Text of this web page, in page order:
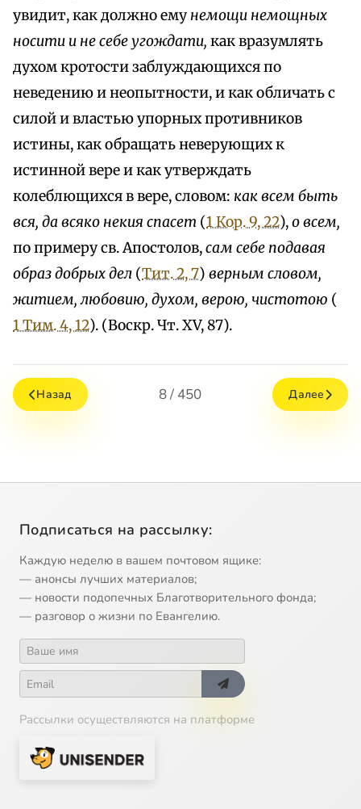
увидит, как должно емунемощи немощных
носити и не себе угождати, как вразумлять
духом кротости заблуждающихся по
неведению и неопытности, и как обличать с
силой и властью упорных противников
истины, как обращать неверующих к
истинной вере и как утверждать
колеблющихся в вере, словом: как всем быть
вся, да всяко некия спасет (1 Кор. 9, 22),о всем,
по примеру св. Апостолов,сам себе подавая
образ добрых дел (Тит. 2, 7) верным словом,
житием, любовию, духом, верою, чистотою (
1 Тим. 4, 12). (Воскр. Чт. XV, 87).
Назад 8 / 450 Далее
Подписаться на рассылку:
Каждую неделю в вашем почтовом ящике:
— анонсы лучших материалов;
— новости подопечных Благотворительного фонда;
— разговор о жизни по Евангелию.
Рассылки осуществляются на платформе